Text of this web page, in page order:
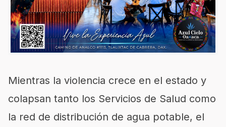
Mientras la violencia crece en el estado y
colapsan tanto los Servicios de Salud como
la red de distribución de agua potable, el